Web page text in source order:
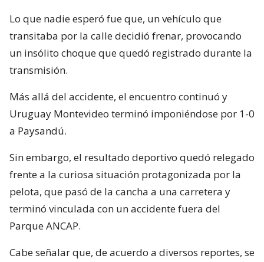
Lo que nadie esperó fue que, un vehículo que
transitaba por la calle decidió frenar, provocando
un insólito choque que quedó registrado durante la
transmisión.
Más allá del accidente, el encuentro continuó y
Uruguay Montevideo terminó imponiéndose por 1-0
a Paysandú.
Sin embargo, el resultado deportivo quedó relegado
frente a la curiosa situación protagonizada por la
pelota, que pasó de la cancha a una carretera y
terminó vinculada con un accidente fuera del
Parque ANCAP.
Cabe señalar que, de acuerdo a diversos reportes, se